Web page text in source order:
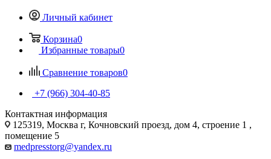
Личный кабинет
Корзина0
Избранные товары0
Сравнение товаров0
+7 (966) 304-40-85
Контактная информация
125319, Москва г, Кочновский проезд, дом 4, строение 1 ,
помещение 5
medpresstorg@yandex.ru